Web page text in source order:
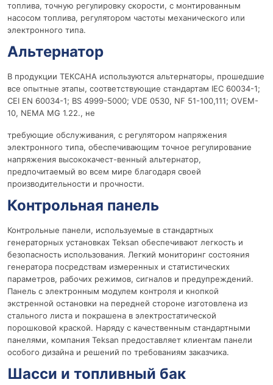
топлива, точную регулировку скорости, с монтированным
насосом топлива, регулятором частоты механического или
электронного типа.
Альтернатор
В продукции ТЕКСАНА используются альтернаторы, прошедшие
все опытные этапы, соответствующие стандартам IEC 60034-1;
CEI EN 60034-1; BS 4999-5000; VDE 0530, NF 51-100,111; OVEM-
10, NEMA MG 1.22., не
требующие обслуживания, с регулятором напряжения
электронного типа, обеспечивающим точное регулирование
напряжения высококачест-венный альтернатор,
предпочитаемый во всем мире благодаря своей
производительности и прочности.
Контрольная панель
Контрольные панели, используемые в стандартных
генераторных установках Teksan обеспечивают легкость и
безопасность использования. Легкий мониторинг состояния
генератора посредствам измеренных и статистических
параметров, рабочих режимов, сигналов и предупреждений.
Панель с электронным модулем контроля и кнопкой
экстренной остановки на передней стороне изготовлена из
стального листа и покрашена в электростатической
порошковой краской. Наряду с качественным стандартными
панелями, компания Teksan предоставляет клиентам панели
особого дизайна и решений по требованиям заказчика.
Шасси и топливный бак